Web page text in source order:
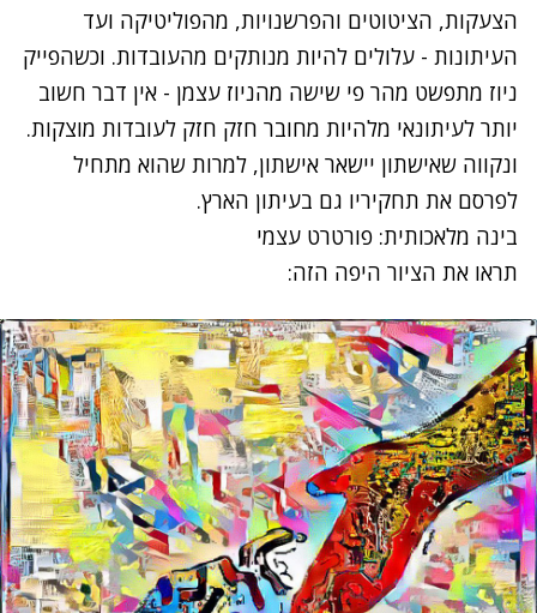
הצעקות, הציטוטים והפרשנויות, מהפוליטיקה ועד
העיתונות - עלולים להיות מנותקים מהעובדות. וכשהפייק
ניוז מתפשט מהר פי שישה מהניוז עצמן - אין דבר חשוב
יותר לעיתונאי מלהיות מחובר חזק חזק לעובדות מוצקות.
ונקווה שאישתון יישאר אישתון, למרות שהוא מתחיל
לפרסם את תחקיריו גם בעיתון הארץ.
בינה מלאכותית: פורטרט עצמי
תראו את הציור היפה הזה: